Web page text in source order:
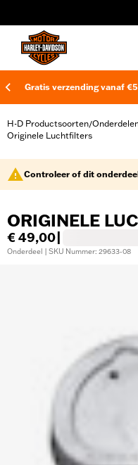
Gratis verzending vanaf
H-D Productsoorten/
Originele Luchtfilters
Controleer of dit
ORIGINELE
€ 49,00
Onderdeel | SKU Nummer: 29633-08